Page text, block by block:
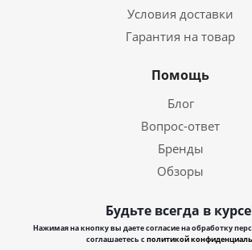
Условия доставки
Гарантия на товар
Помощь
Блог
Вопрос-ответ
Бренды
Обзоры
Будьте всегда в
Нажимая на кнопку вы даете согласие на обработку
соглашаетесь сполитикой